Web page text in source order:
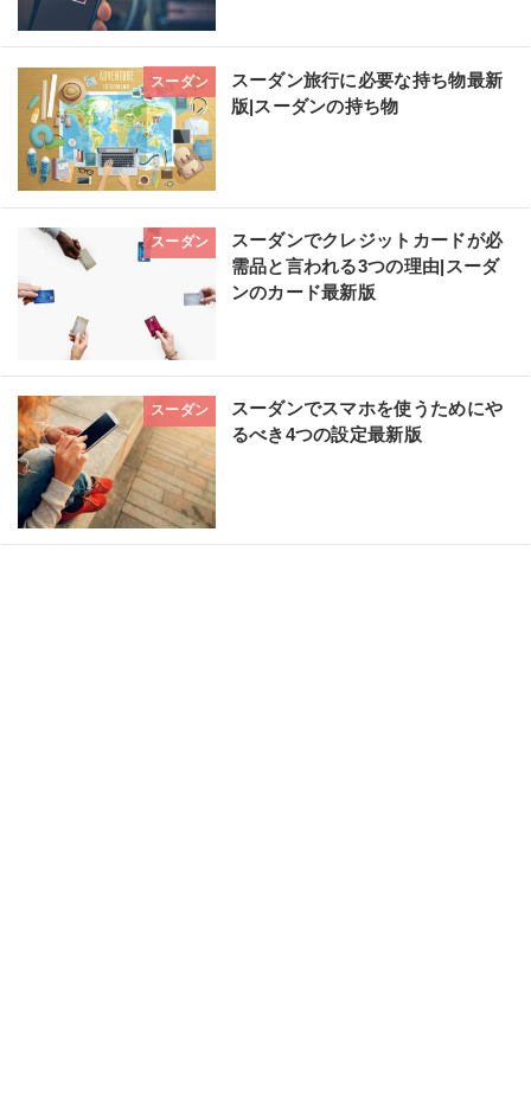
スーダン
スーダン旅行に必要な持ち物最新
版|スーダンの持ち物
スーダン
スーダンでクレジットカードが必
需品と言われる3つの理由|スーダ
ンのカード最新版
スーダン
スーダンでスマホを使うためにや
るべき4つの設定最新版